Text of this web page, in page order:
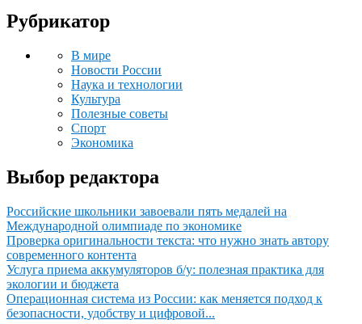
Рубрикатор
В мире
Новости России
Наука и технологии
Культура
Полезные советы
Спорт
Экономика
Выбор редактора
Российские школьники завоевали пять медалей на
Международной олимпиаде по экономике
Проверка оригинальности текста: что нужно знать автору
современного контента
Услуга приема аккумуляторов б/у: полезная практика для
экологии и бюджета
Операционная система из России: как меняется подход к
безопасности, удобству и цифровой...